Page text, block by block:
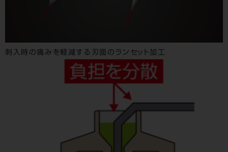
刺入時の痛みを軽減する刃面のランセット加工